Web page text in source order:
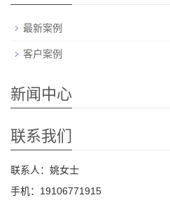
最新案例
客户案例
新闻中心
联系我们
联系人：姚女士
手机：19106771915